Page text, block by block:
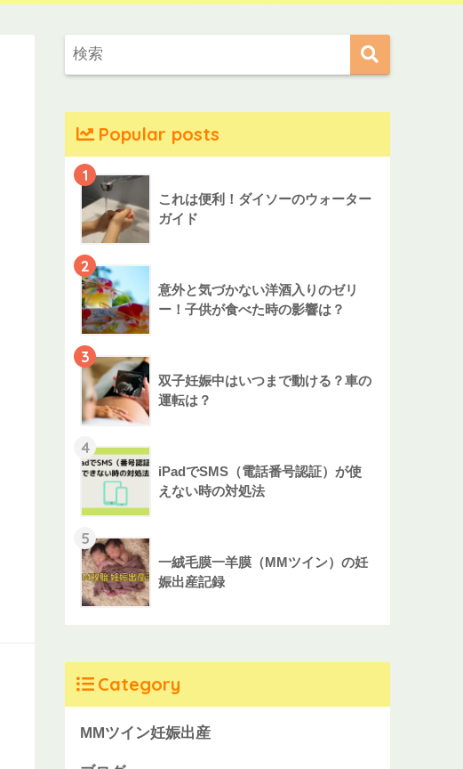
Popular posts
1
これは便利！ダイソーのウォーター
ガイド
2
意外と気づかない洋酒入りのゼリ
ー！子供が食べた時の影響は？
3
双子妊娠中はいつまで動ける？車の
運転は？
4
iPadでSMS（電話番号認証）が使
えない時の対処法
5
一絨毛膜一羊膜（MMツイン）の妊
娠出産記録
Category
MMツイン妊娠出産